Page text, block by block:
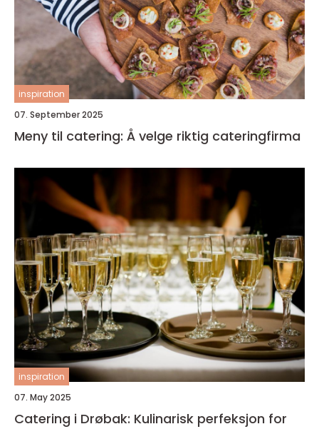
inspiration
07. September 2025
Meny til catering: Å velge riktig cateringfirma
inspiration
07. May 2025
Catering i Drøbak: Kulinarisk perfeksjon for